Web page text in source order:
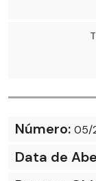
Número: 05/
Data de